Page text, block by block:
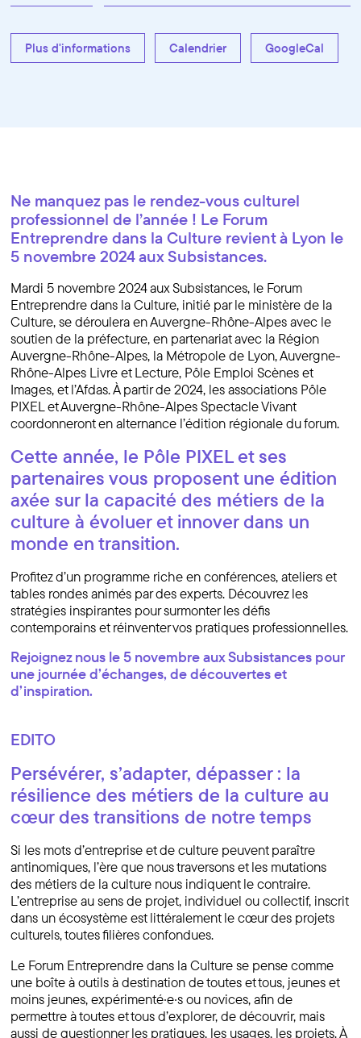
Plus d'informations Calendrier GoogleCal
Ne manquez pas le rendez-vous culturel
professionnel de l’année ! Le Forum
Entreprendre dans la Culture revient à Lyon le
5 novembre 2024 aux Subsistances.
Mardi 5 novembre 2024 aux Subsistances, le Forum
Entreprendre dans la Culture, initié par le ministère de la
Culture, se déroulera en Auvergne-Rhône-Alpes avec le
soutien de la préfecture, en partenariat avec la Région
Auvergne-Rhône-Alpes, la Métropole de Lyon, Auvergne-
Rhône-Alpes Livre et Lecture, Pôle Emploi Scènes et
Images, et l’Afdas. À partir de 2024, les associations Pôle
PIXEL et Auvergne-Rhône-Alpes Spectacle Vivant
coordonneront en alternance l’édition régionale du forum.
Cette année, le Pôle PIXEL et ses
partenaires vous proposent une édition
axée sur la capacité des métiers de la
culture à évoluer et innover dans un
monde en transition.
Profitez d’un programme riche en conférences, ateliers et
tables rondes animés par des experts. Découvrez les
stratégies inspirantes pour surmonter les défis
contemporains et réinventer vos pratiques professionnelles.
Rejoignez nous le 5 novembre aux Subsistances pour
une journée d’échanges, de découvertes et
d’inspiration.
EDITO
Persévérer, s’adapter, dépasser : la
résilience des métiers de la culture au
cœur des transitions de notre temps
Si les mots d’entreprise et de culture peuvent paraître
antinomiques, l’ère que nous traversons et les mutations
des métiers de la culture nous indiquent le contraire.
L’entreprise au sens de projet, individuel ou collectif, inscrit
dans un écosystème est littéralement le cœur des projets
culturels, toutes filières confondues.
Le Forum Entreprendre dans la Culture se pense comme
une boîte à outils à destination de toutes et tous, jeunes et
moins jeunes, expérimenté·e·s ou novices, afin de
permettre à toutes et tous d’explorer, de découvrir, mais
aussi de questionner les pratiques, les usages, les projets. À